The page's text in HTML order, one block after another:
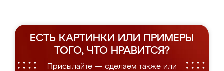
ЕСТЬ КАРТИНКИ ИЛИ ПРИМЕРЫ
ТОГО, ЧТО НРАВИТСЯ?
Присылайте — сделаем также или